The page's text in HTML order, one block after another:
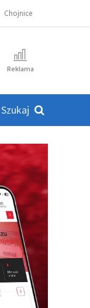
Chojnice
Reklama